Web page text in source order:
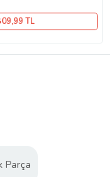
,99 TL
Parça